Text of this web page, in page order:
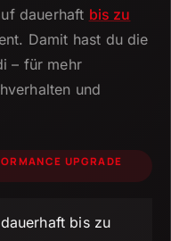
dauerhaft bis zu
Damit hast du die
– für mehr
und
UPGRADE
bis zu